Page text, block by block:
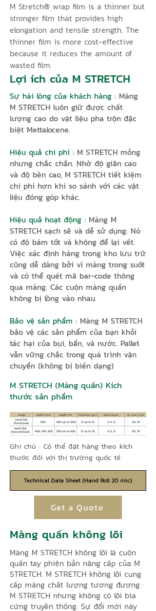
M Stretch® wrap film is a thinner but
stronger film that provides high
elongation and tensile strength. The
thinner film is more cost-effective
because it reduces the amount of
wasted film.
Lợi ích của M STRETCH
Sự hài lòng của khách hàng : Màng
M STRETCH luôn giữ được chất
lượng cao do vật liệu pha trộn đặc
biệt Mettalocene.
Hiệu quả chi phí : M STRETCH mỏng
nhưng chắc chắn. Nhờ độ giãn cao
và độ bền cao, M STRETCH tiết kiệm
chi phí hơn khi so sánh với các vật
liệu đóng góp khác.
Hiệu quả hoạt động : Màng M
STRETCH sạch sẽ và dễ sử dụng. Nó
có độ bám tốt và không để lại vết.
Việc xác định hàng trong kho lưu trữ
cũng dễ dàng bởi vì màng trong suốt
và có thể quét mã bar-code thông
qua màng. Các cuộn màng quấn
không bị lồng vào nhau.
Bảo vệ sản phẩm : Màng M STRETCH
bảo vệ các sản phẩm của bạn khỏi
tác hại của bụi, bẩn, và nước. Pallet
vẫn vững chắc trong quá trình vận
chuyển (không bị biến dạng)
M STRETCH (Màng quấn) Kích
thước sản phẩm
Ghi chú : Có thể đặt hàng theo kích
thước đối với thị trường quốc tế
Technical Data Sheet (Hand Roll 20 mic)
Get a Quote
Màng quấn không lõi
Màng M STRETCH không lõi là cuộn
quấn tay phiên bản nâng cấp của M
STRETCH. M STRETCH không lõi cung
cấp màng chất lượng tương đương
M STRETCH nhưng không có lõi bìa
cứng truyền thống. Sự đổi mới này